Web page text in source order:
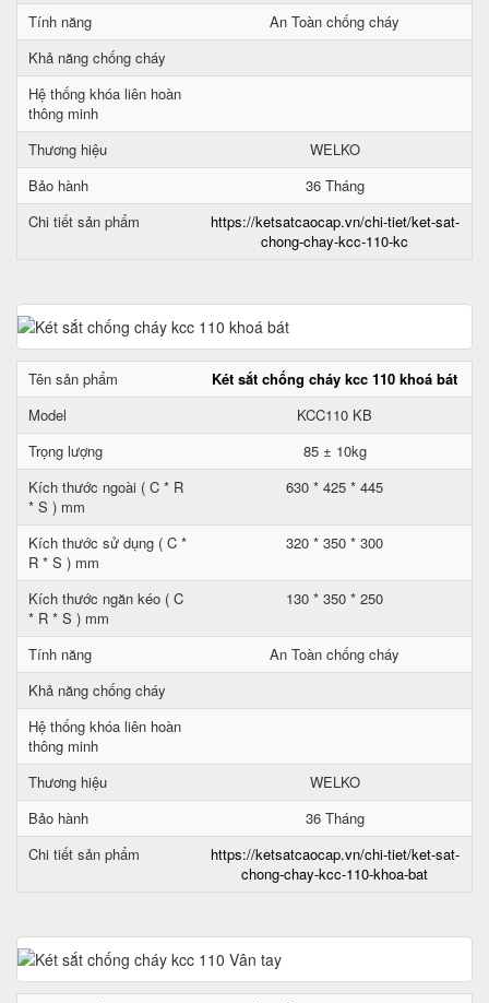
Tính năng
An Toàn chống cháy
Khả năng chống cháy
Hệ thống khóa liên hoàn
thông minh
Thương hiệu
WELKO
Bảo hành
36 Tháng
Chi tiết sản phẩm
https://ketsatcaocap.vn/chi-tiet/ket-sat-
chong-chay-kcc-110-kc
Tên sản phẩm
Két sắt chống cháy kcc 110 khoá bát
Model
KCC110 KB
Trọng lượng
85 ± 10kg
Kích thước ngoài ( C * R
* S ) mm
630 * 425 * 445
Kích thước sử dụng ( C *
R * S ) mm
320 * 350 * 300
Kích thước ngăn kéo ( C
* R * S ) mm
130 * 350 * 250
Tính năng
An Toàn chống cháy
Khả năng chống cháy
Hệ thống khóa liên hoàn
thông minh
Thương hiệu
WELKO
Bảo hành
36 Tháng
Chi tiết sản phẩm
https://ketsatcaocap.vn/chi-tiet/ket-sat-
chong-chay-kcc-110-khoa-bat